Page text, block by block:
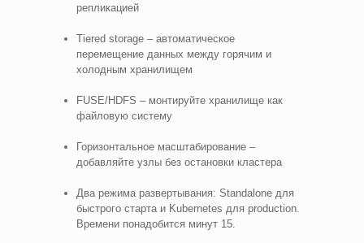
репликацией
Tiered storage – автоматическое
перемещение данных между горячим и
холодным хранилищем
FUSE/HDFS – монтируйте хранилище как
файловую систему
Горизонтальное масштабирование –
добавляйте узлы без остановки кластера
Два режима развертывания: Standalone для
быстрого старта и Kubernetes для production.
Времени понадобится минут 15.